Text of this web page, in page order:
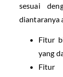
sesuai
diantaranya
Fitur
yang
Fitur